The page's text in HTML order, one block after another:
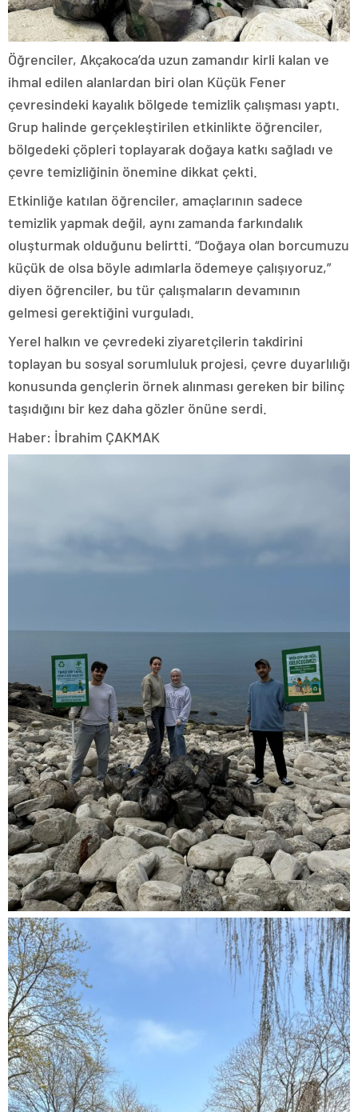
Öğrenciler, Akçakoca’da uzun zamandır kirli kalan ve
ihmal edilen alanlardan biri olan Küçük Fener
çevresindeki kayalık bölgede temizlik çalışması yaptı.
Grup halinde gerçekleştirilen etkinlikte öğrenciler,
bölgedeki çöpleri toplayarak doğaya katkı sağladı ve
çevre temizliğinin önemine dikkat çekti.
Etkinliğe katılan öğrenciler, amaçlarının sadece
temizlik yapmak değil, aynı zamanda farkındalık
oluşturmak olduğunu belirtti. “Doğaya olan borcumuzu
küçük de olsa böyle adımlarla ödemeye çalışıyoruz,”
diyen öğrenciler, bu tür çalışmaların devamının
gelmesi gerektiğini vurguladı.
Yerel halkın ve çevredeki ziyaretçilerin takdirini
toplayan bu sosyal sorumluluk projesi, çevre duyarlılığı
konusunda gençlerin örnek alınması gereken bir bilinç
taşıdığını bir kez daha gözler önüne serdi.
Haber: İbrahim ÇAKMAK